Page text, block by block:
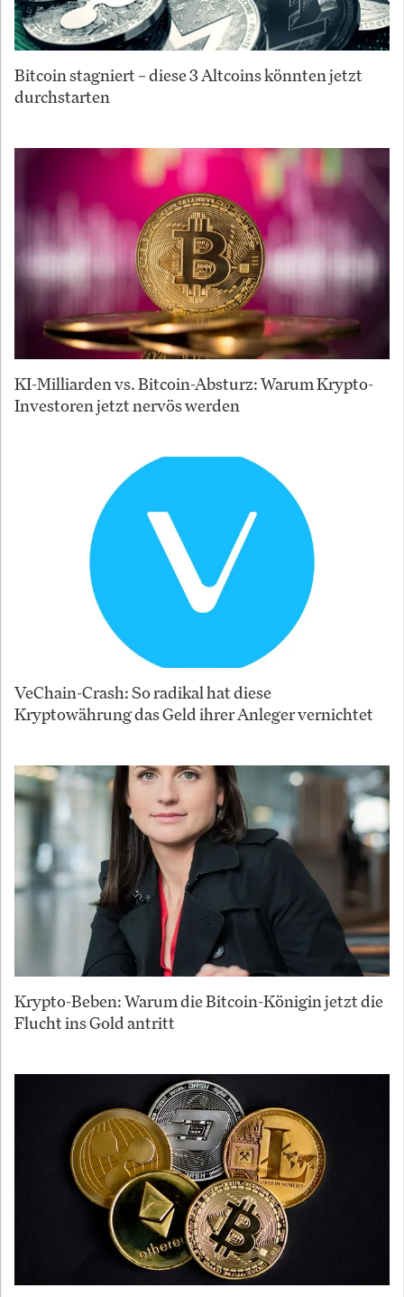
Bitcoin stagniert – diese 3 Altcoins könnten jetzt
durchstarten
KI-Milliarden vs. Bitcoin-Absturz: Warum Krypto-
Investoren jetzt nervös werden
VeChain-Crash: So radikal hat diese
Kryptowährung das Geld ihrer Anleger vernichtet
Krypto-Beben: Warum die Bitcoin-Königin jetzt die
Flucht ins Gold antritt